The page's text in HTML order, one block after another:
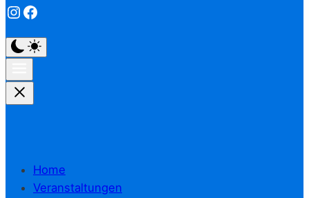
Instagram
Facebook
Home
Veranstaltungen